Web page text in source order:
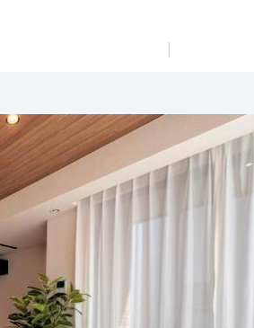
閉じる
これから住まいをご検討の方
彩な動画やこだわりが詰まった建築実例、注目の最新情
など、住まいづくりを楽しく学べるデジタルラウンジで
ームラウンジ 新築・戸建て
閉じる
これから土地活用・賃貸経営をご検討の方
地活用の基礎から長期安定経営を目指すオーナー様ま
、賃貸経営に役立つ多彩な情報を幅広くお届けします。
ームラウンジ 土地活用・賃貸経営
閉じる
これからリフォームをご検討の方
例動画や基礎知識、収納の工夫など、理想の住まいを叶
るリフォームの具体策とアイデアを豊富にご用意してい
。
ームラウンジ リフォーム
閉じる
べてのフィールドに新しい価値をデザインし、持続可能
未来志向のまちづくりを実現していきます。
サワゼネラルソリューション
閉じる
サワホームオーナーさま・リフォーム工事ご契約者さま
ミサワホームを結ぶコミュニケーションサイト。お得・
利・安心なコンテンツや、ミサワホームからの大切なお
らせなど配信しています。
サワオーナーズクラブ
閉じる
サワアイデンティティ
予約制
詳細を見る